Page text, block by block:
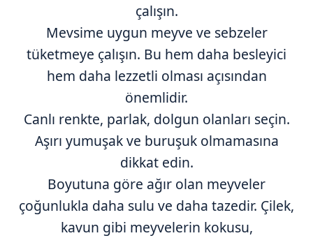
çalışın.
Mevsime uygun meyve ve sebzeler
tüketmeye çalışın. Bu hem daha besleyici
hem daha lezzetli olması açısından
önemlidir.
Canlı renkte, parlak, dolgun olanları seçin.
Aşırı yumuşak ve buruşuk olmamasına
dikkat edin.
Boyutuna göre ağır olan meyveler
çoğunlukla daha sulu ve daha tazedir. Çilek,
kavun gibi meyvelerin kokusu,